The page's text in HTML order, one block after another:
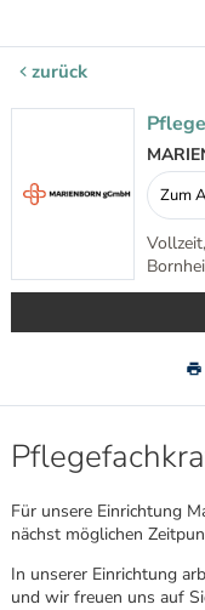
zurück
Zum
Für unsere Einrichtung
nächst möglichen
In unserer Einrichtung
und wir freuen uns auf